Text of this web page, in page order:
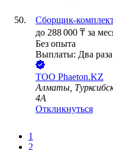
Сборщик-
до 288 000 ₸ за
Без опыта
Выплаты: Два
ТОО Phaeton.KZ
Алматы,
4А
Откликнуться
1
2